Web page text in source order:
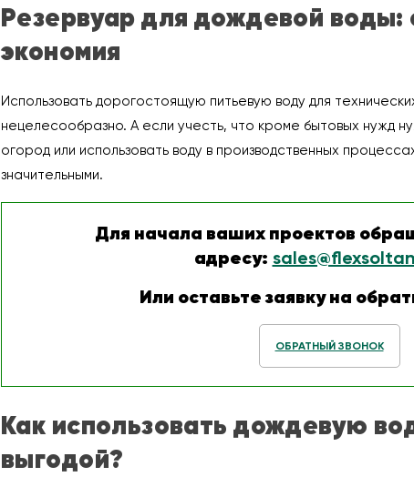
Резервуар для дождевой воды:
экономия
Использовать дорогостоящую питьевую воду для
нецелесообразно. А если учесть, что кроме бытовых нужд
огород или использовать воду в производственных
значительными.
Для начала ваших проектов
адресу:
Или оставьте заявку на
ОБРАТНЫЙ ЗВОНОК
Как использовать дождевую
выгодой?